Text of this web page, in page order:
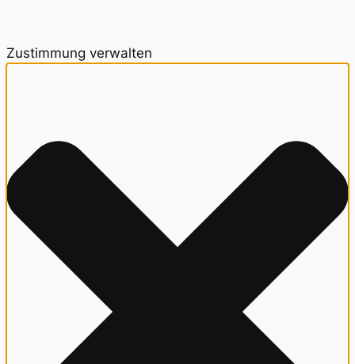
Zustimmung verwalten